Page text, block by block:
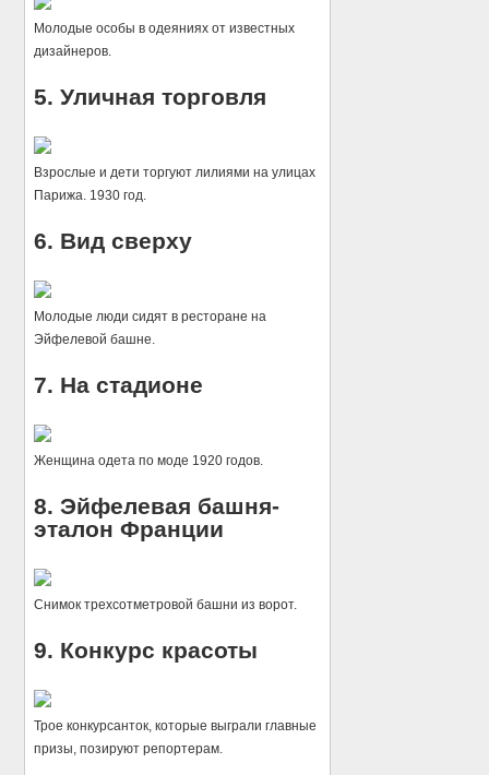
Молодые особы в одеяниях от известных
дизайнеров.
5. Уличная торговля
Взрослые и дети торгуют лилиями на улицах
Парижа. 1930 год.
6. Вид сверху
Молодые люди сидят в ресторане на
Эйфелевой башне.
7. На стадионе
Женщина одета по моде 1920 годов.
8. Эйфелевая башня-
эталон Франции
Снимок трехсотметровой башни из ворот.
9. Конкурс красоты
Трое конкурсанток, которые выграли главные
призы, позируют репортерам.